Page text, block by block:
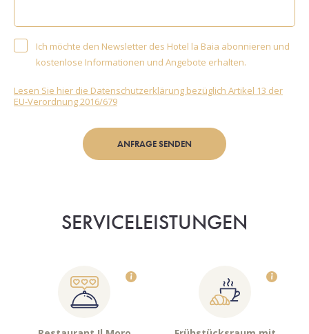
Ich möchte den Newsletter des Hotel la Baia abonnieren und
kostenlose Informationen und Angebote erhalten.
Lesen Sie hier die Datenschutzerklärung bezüglich Artikel 13 der
EU-Verordnung 2016/679
ANFRAGE SENDEN
SERVICELEISTUNGEN